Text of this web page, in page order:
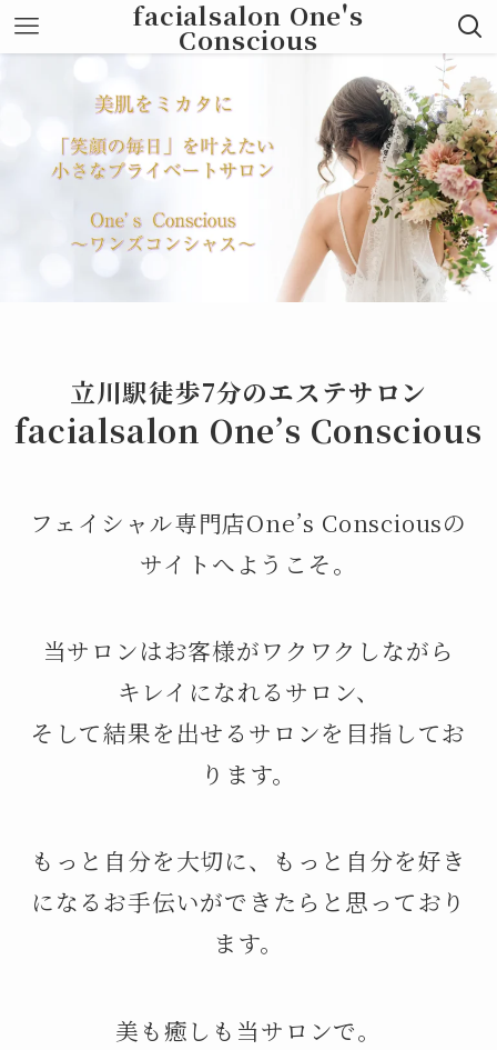
facialsalon One's
Conscious
立川駅徒歩7分のエステサロン
facialsalon One’s Conscious
フェイシャル専門店One’s Consciousの
サイトへようこそ。
当サロンはお客様がワクワクしながら
キレイになれるサロン、
そして結果を出せるサロンを目指してお
ります。
もっと自分を大切に、もっと自分を好き
になるお手伝いができたらと思っており
ます。
美も癒しも当サロンで。